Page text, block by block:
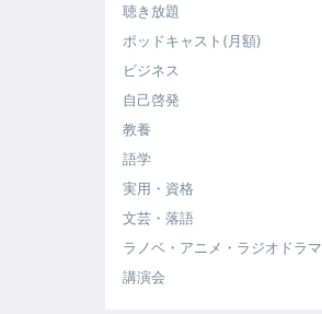
聴き放題
ポッドキャスト(月額)
ビジネス
自己啓発
教養
語学
実用・資格
文芸・落語
ラノベ・アニメ・ラジオドラマ
講演会